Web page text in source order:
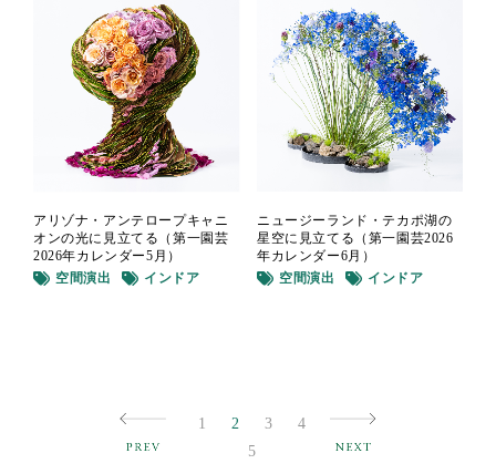
アリゾナ・アンテロープキャニ
オンの光に見立てる（第一園芸
2026年カレンダー5月）
空間演出
インドア
ニュージーランド・テカポ湖の
星空に見立てる（第一園芸2026
年カレンダー6月）
空間演出
インドア
1 2 3
4
5